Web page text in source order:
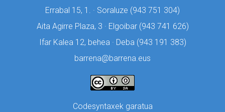
Errabal 15, 1. · Soraluze (943 751 304)
Aita Agirre Plaza, 3 · Elgoibar (943 741 626)
Ifar Kalea 12, behea · Deba (943 191 383)
barrena@barrena.eus
Codesyntaxek garatua